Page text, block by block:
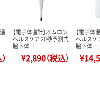
【電子体温計】オムロン
ヘルスケア 20秒予測式
脇下体…
¥2,890（税込）
【電子体
ヘルスケ
脇下体…